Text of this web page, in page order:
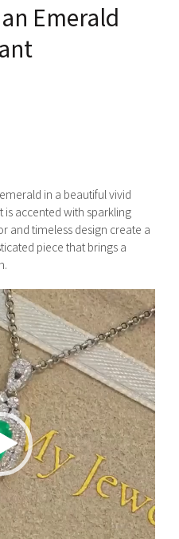
Emerald
in a beautiful vivid
is accented with sparkling
and timeless design create a
piece that brings a